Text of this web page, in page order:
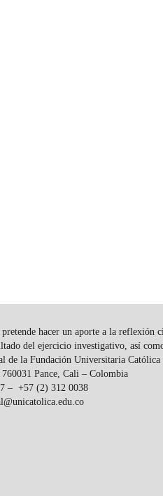
hacer un aporte a la reflexión
del ejercicio investigativo, así
de la Fundación Universitaria
Pance, Cali – Colombia
– +57 (2) 312 0038